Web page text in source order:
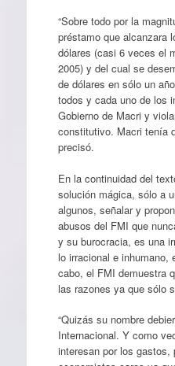
“Sobre todo por la
préstamo que alcanzara
dólares (casi 6 veces el
2005) y del cual se
de dólares en sólo un
todos y cada uno de los
Gobierno de Macri y
constitutivo. Macri tenía
precisó.
En la continuidad del
solución mágica, sólo a
algunos, señalar y
abusos del FMI que
y su burocracia, es una
lo irracional e
cabo, el FMI demuestra
las razones ya que sólo
“Quizás su nombre
Internacional. Y como
interesan por los gastos,